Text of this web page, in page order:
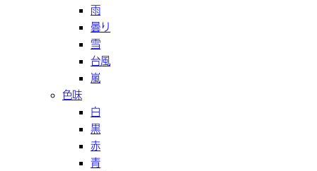
雨
曇り
雪
台風
嵐
色味
白
黒
赤
青